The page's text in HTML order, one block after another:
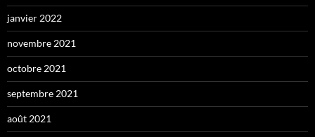
janvier 2022
novembre 2021
octobre 2021
septembre 2021
août 2021